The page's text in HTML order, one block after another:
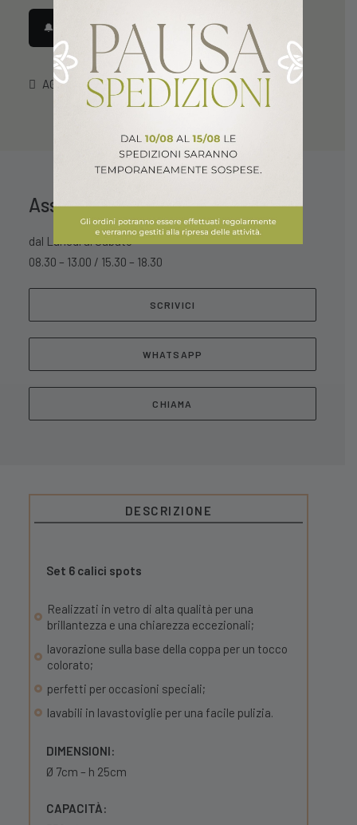
34,99 €.
🔔 Avvisami quando disponibile
AGGIUNGI ALLA LISTA DEI DESIDERI
Assistenza Clienti
dal Lunedì al Sabato
08.30 – 13.00 / 15.30 – 18.30
SCRIVICI
WHATSAPP
CHIAMA
DESCRIZIONE
Set 6 calici spots
Realizzati in vetro di alta qualità per una
brillantezza e una chiarezza eccezionali;
lavorazione sulla base della coppa per un tocco
colorato;
perfetti per occasioni speciali;
lavabili in lavastoviglie per una facile pulizia.
DIMENSIONI:
Ø 7cm – h 25cm
CAPACITÀ: